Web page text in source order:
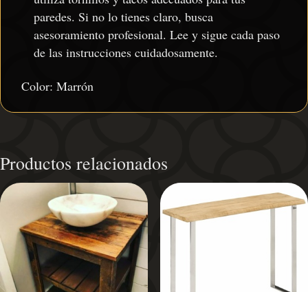
paredes. Si no lo tienes claro, busca
asesoramiento profesional. Lee y sigue cada paso
de las instrucciones cuidadosamente.
Color: Marrón
Productos relacionados